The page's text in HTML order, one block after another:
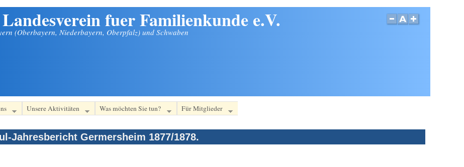
fuer Familienkunde e.V.
(Oberbayern, Niederbayern, Oberpfalz) und Schwaben
Unsere Aktivitäten Was möchten Sie tun? Für Mitglieder
Jahresbericht Germersheim 1877/1878.